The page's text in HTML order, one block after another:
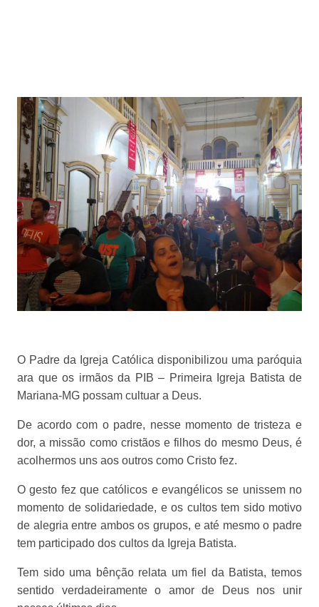
O Padre da Igreja Católica disponibilizou uma paróquia
ara que os irmãos da PIB – Primeira Igreja Batista de
Mariana-MG possam cultuar a Deus.
De acordo com o padre, nesse momento de tristeza e
dor, a missão como cristãos e filhos do mesmo Deus, é
acolhermos uns aos outros como Cristo fez.
O gesto fez que católicos e evangélicos se unissem no
momento de solidariedade, e os cultos tem sido motivo
de alegria entre ambos os grupos, e até mesmo o padre
tem participado dos cultos da Igreja Batista.
Tem sido uma bênção relata um fiel da Batista, temos
sentido verdadeiramente o amor de Deus nos unir